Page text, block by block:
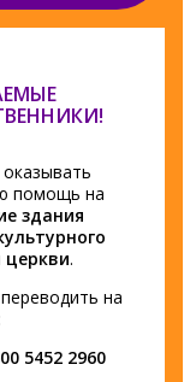
помощь на
здания
церкви.
на
5452 2960